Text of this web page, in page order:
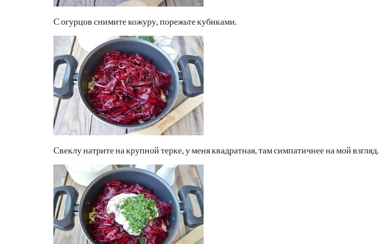
С огурцов снимите кожуру, порежьте кубиками.
Свеклу натрите на крупной терке, у меня квадратная, там симпатичнее на мой взгляд.